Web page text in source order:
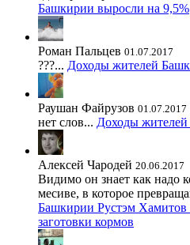
Башкирии выросли на 9,5%
Роман Пальцев 01.07.2017
???... Доходы жителей
Раушан Файрузов 01.07.2017
нет слов... Доходы
Алексей Чародей 20.06.2017
Видимо он знает как надо
месиве, в которое
Башкирии Рустэм Хамитов
заготовки кормов